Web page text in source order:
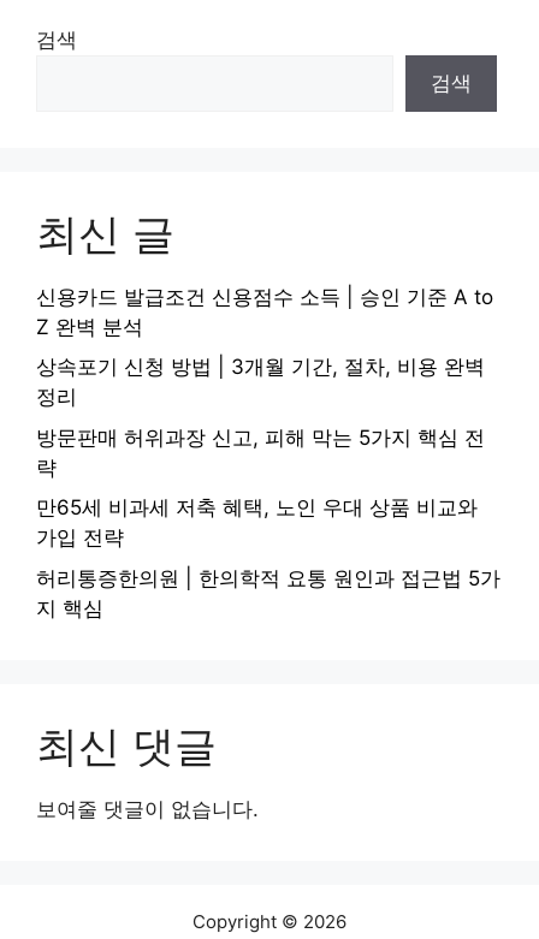
검색
검색
최신 글
신용카드 발급조건 신용점수 소득 | 승인 기준 A to
Z 완벽 분석
상속포기 신청 방법 | 3개월 기간, 절차, 비용 완벽
정리
방문판매 허위과장 신고, 피해 막는 5가지 핵심 전
략
만65세 비과세 저축 혜택, 노인 우대 상품 비교와
가입 전략
허리통증한의원 | 한의학적 요통 원인과 접근법 5가
지 핵심
최신 댓글
보여줄 댓글이 없습니다.
Copyright © 2026